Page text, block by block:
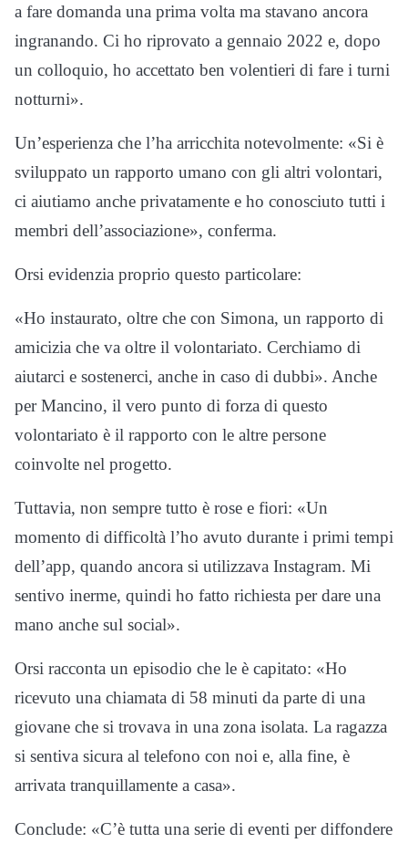
a fare domanda una prima volta ma stavano ancora
ingranando. Ci ho riprovato a gennaio 2022 e, dopo
un colloquio, ho accettato ben volentieri di fare i turni
notturni».
Un’esperienza che l’ha arricchita notevolmente: «Si è
sviluppato un rapporto umano con gli altri volontari,
ci aiutiamo anche privatamente e ho conosciuto tutti i
membri dell’associazione», conferma.
Orsi evidenzia proprio questo particolare:
«Ho instaurato, oltre che con Simona, un rapporto di
amicizia che va oltre il volontariato. Cerchiamo di
aiutarci e sostenerci, anche in caso di dubbi». Anche
per Mancino, il vero punto di forza di questo
volontariato è il rapporto con le altre persone
coinvolte nel progetto.
Tuttavia, non sempre tutto è rose e fiori: «Un
momento di difficoltà l’ho avuto durante i primi tempi
dell’app, quando ancora si utilizzava Instagram. Mi
sentivo inerme, quindi ho fatto richiesta per dare una
mano anche sul social».
Orsi racconta un episodio che le è capitato: «Ho
ricevuto una chiamata di 58 minuti da parte di una
giovane che si trovava in una zona isolata. La ragazza
si sentiva sicura al telefono con noi e, alla fine, è
arrivata tranquillamente a casa».
Conclude: «C’è tutta una serie di eventi per diffondere